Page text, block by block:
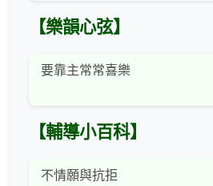
【樂韻心弦】
要靠主常常喜樂
【輔導小百科】
不情願與抗拒